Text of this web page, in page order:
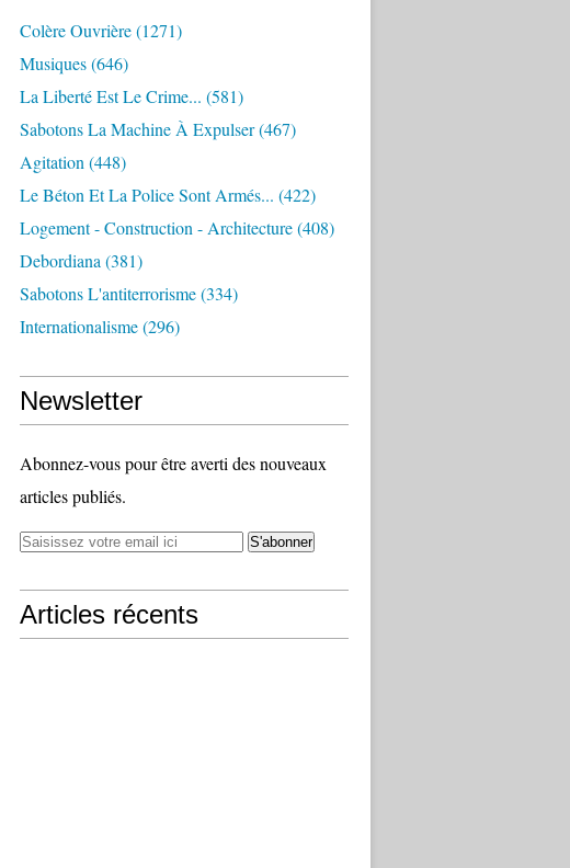
Colère Ouvrière(1271)
Musiques(646)
La Liberté Est Le Crime... (581)
Sabotons La Machine À Expulser(467)
Agitation (448)
Le Béton Et La Police Sont Armés... (422)
Logement - Construction - Architecture(408)
Debordiana (381)
Sabotons L'antiterrorisme(334)
Internationalisme(296)
Newsletter
Abonnez-vous pour être averti des nouveaux
articles publiés.
Articles récents